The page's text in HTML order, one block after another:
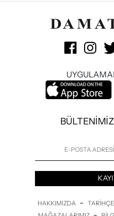
HAKKIMIZDA - TARIHÇE